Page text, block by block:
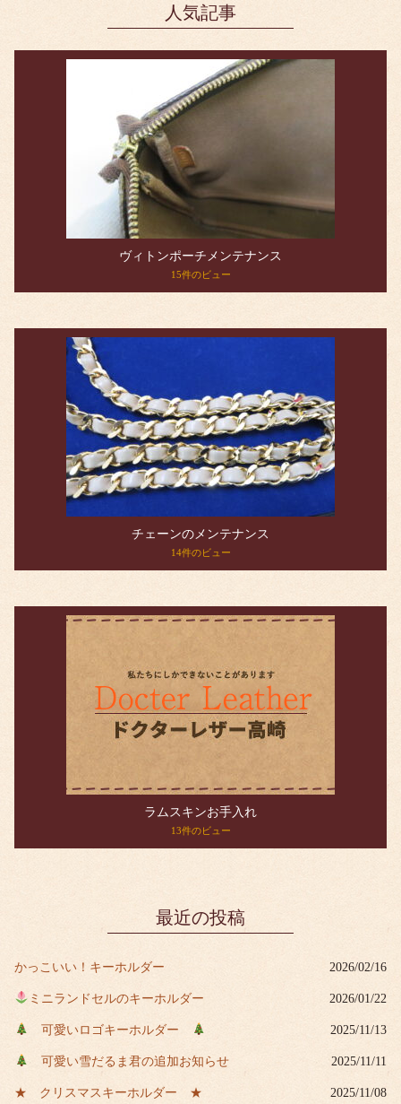
人気記事
ヴィトンポーチメンテナンス
15件のビュー
チェーンのメンテナンス
14件のビュー
ラムスキンお手入れ
13件のビュー
最近の投稿
かっこいい！キーホルダー 2026/02/16
ミニランドセルのキーホルダー 2026/01/22
可愛いロゴキーホルダー 2025/11/13
可愛い雪だるま君の追加お知らせ 2025/11/11
★ クリスマスキーホルダー ★ 2025/11/08